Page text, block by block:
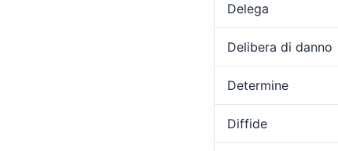
Delega
Delibera di danno
Determine
Diffide